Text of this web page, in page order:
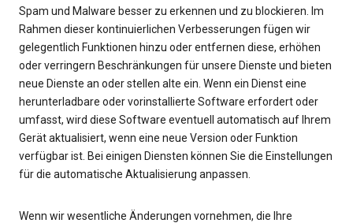
Spam und Malware besser zu erkennen und zu blockieren. Im
Rahmen dieser kontinuierlichen Verbesserungen fügen wir
gelegentlich Funktionen hinzu oder entfernen diese, erhöhen
oder verringern Beschränkungen für unsere Dienste und bieten
neue Dienste an oder stellen alte ein. Wenn ein Dienst eine
herunterladbare oder vorinstallierte Software erfordert oder
umfasst, wird diese Software eventuell automatisch auf Ihrem
Gerät aktualisiert, wenn eine neue Version oder Funktion
verfügbar ist. Bei einigen Diensten können Sie die Einstellungen
für die automatische Aktualisierung anpassen.
Wenn wir wesentliche Änderungen vornehmen, die Ihre